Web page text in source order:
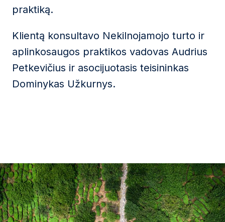
praktiką.
Klientą konsultavo Nekilnojamojo turto ir
aplinkosaugos praktikos vadovas Audrius
Petkevičius ir asocijuotasis teisininkas
Dominykas Užkurnys.